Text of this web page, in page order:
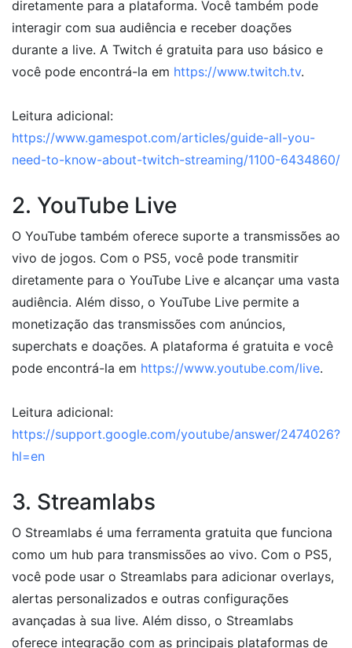
diretamente para a plataforma. Você também pode
interagir com sua audiência e receber doações
durante a live. A Twitch é gratuita para uso básico e
você pode encontrá-la em https://www.twitch.tv.
Leitura adicional:
https://www.gamespot.com/articles/guide-all-you-
need-to-know-about-twitch-streaming/1100-6434860/
2. YouTube Live
O YouTube também oferece suporte a transmissões ao
vivo de jogos. Com o PS5, você pode transmitir
diretamente para o YouTube Live e alcançar uma vasta
audiência. Além disso, o YouTube Live permite a
monetização das transmissões com anúncios,
superchats e doações. A plataforma é gratuita e você
pode encontrá-la em https://www.youtube.com/live.
Leitura adicional:
https://support.google.com/youtube/answer/2474026?
hl=en
3. Streamlabs
O Streamlabs é uma ferramenta gratuita que funciona
como um hub para transmissões ao vivo. Com o PS5,
você pode usar o Streamlabs para adicionar overlays,
alertas personalizados e outras configurações
avançadas à sua live. Além disso, o Streamlabs
oferece integração com as principais plataformas de